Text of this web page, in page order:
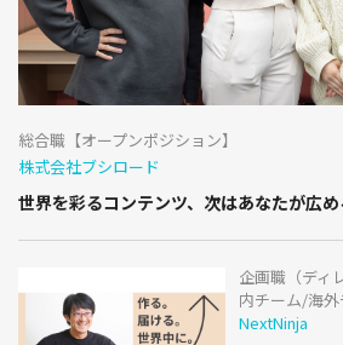
総合職【オープンポジション】
株式会社ブシロード
世界を彩るコンテンツ、次はあなたが広め
企画職（ディ
内チーム/海外
NextNinja